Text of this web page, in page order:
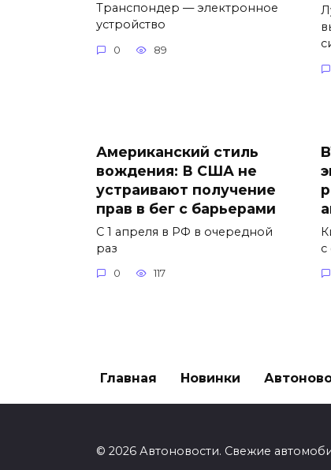
Транспондер — электронное
устройство
0 89
Американский стиль
вождения: В США не
устраивают получение
прав в бег с барьерами
С 1 апреля в РФ в очередной
раз
0 117
с
Главная Новинки
© 2026 Автоновости. Свежие